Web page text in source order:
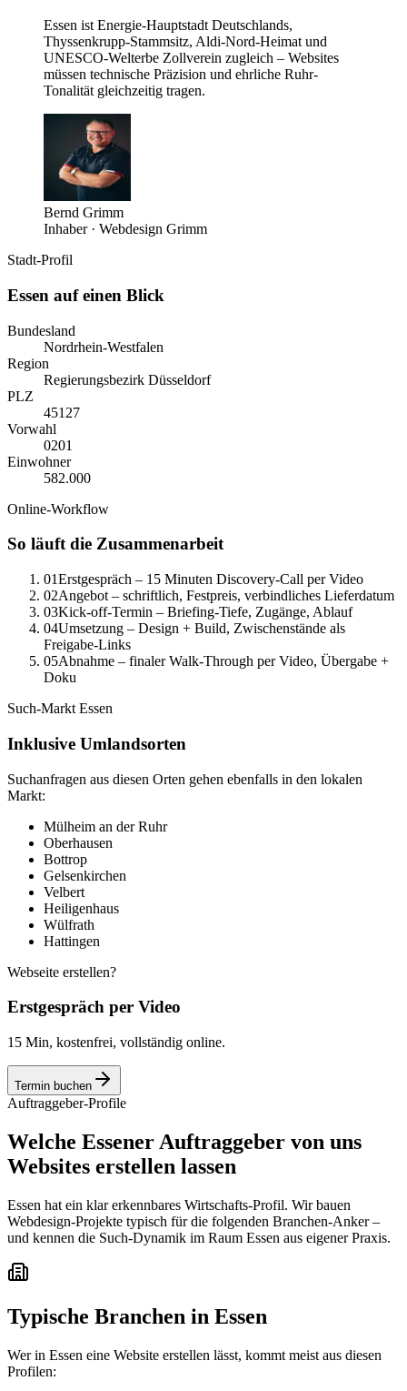
Essen ist Energie-Hauptstadt Deutschlands,
Thyssenkrupp-Stammsitz, Aldi-Nord-Heimat und
UNESCO-Welterbe Zollverein zugleich – Websites
müssen technische Präzision und ehrliche Ruhr-
Tonalität gleichzeitig tragen.
Bernd Grimm
Inhaber · Webdesign Grimm
Stadt-Profil
Essen auf einen Blick
Bundesland
Nordrhein-Westfalen
Region
Regierungsbezirk Düsseldorf
PLZ
45127
Vorwahl
0201
Einwohner
582.000
Online-Workflow
So läuft die Zusammenarbeit
01Erstgespräch – 15 Minuten Discovery-Call per Video
02Angebot – schriftlich, Festpreis, verbindliches Lieferdatum
03Kick-off-Termin – Briefing-Tiefe, Zugänge, Ablauf
04Umsetzung – Design + Build, Zwischenstände als
Freigabe-Links
05Abnahme – finaler Walk-Through per Video, Übergabe +
Doku
Such-Markt Essen
Inklusive Umlandsorten
Suchanfragen aus diesen Orten gehen ebenfalls in den lokalen
Markt:
Mülheim an der Ruhr
Oberhausen
Bottrop
Gelsenkirchen
Velbert
Heiligenhaus
Wülfrath
Hattingen
Webseite erstellen?
Erstgespräch per Video
15 Min, kostenfrei, vollständig online.
Termin buchen
Auftraggeber-Profile
Welche Essener Auftraggeber von uns
Websites erstellen lassen
Essen hat ein klar erkennbares Wirtschafts-Profil. Wir bauen
Webdesign-Projekte typisch für die folgenden Branchen-Anker –
und kennen die Such-Dynamik im Raum Essen aus eigener Praxis.
Typische Branchen in Essen
Wer in Essen eine Website erstellen lässt, kommt meist aus diesen
Profilen: